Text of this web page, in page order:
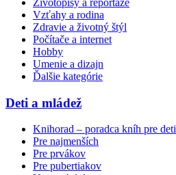
Vzťahy a rodina
Zdravie a životný štýl
Počítače a internet
Hobby
Umenie a dizajn
Ďalšie kategórie
Deti a mládež
Knihorad – poradca kníh pre deti
Pre najmenších
Pre prvákov
Pre pubertiakov